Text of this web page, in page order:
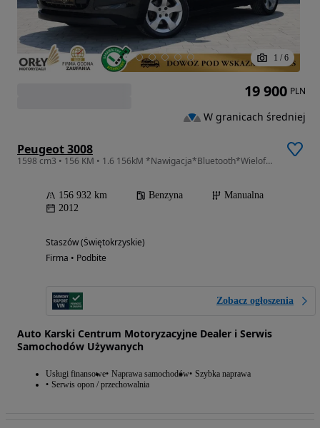
1 / 6
Peugeot 3008
1598 cm3 • 156 KM • 1.6 156kM *Nawigacja*Bluetooth*Wielofunkcja*Czujniki Parkowania*ABS
156 932 km Benzyna
Manualna
2012
Staszów (Świętokrzyskie)
Firma • Podbite
Zobacz ogłoszenia
Auto Karski Centrum Motoryzacyjne Dealer i Serwis
Samochodów Używanych
Usługi finansowe Naprawa samochodów Szybka naprawa
Serwis opon / przechowalnia
19 900 PLN
W granicach średniej